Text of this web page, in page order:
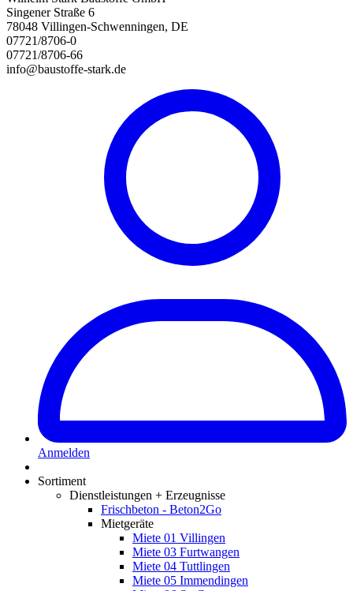
Singener Straße 6
78048 Villingen-Schwenningen, DE
07721/8706-0
07721/8706-66
info@baustoffe-stark.de
Anmelden
Sortiment
Dienstleistungen + Erzeugnisse
Frischbeton - Beton2Go
Mietgeräte
Miete 01 Villingen
Miete 03 Furtwangen
Miete 04 Tuttlingen
Miete 05 Immendingen